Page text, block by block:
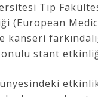
Tıp
(European
stant